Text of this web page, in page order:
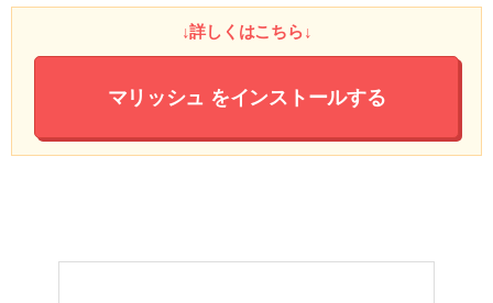
↓詳しくはこちら↓
マリッシュ をインストールする